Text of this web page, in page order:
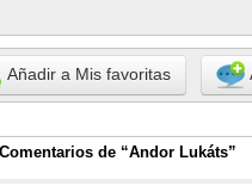
Añadir a Mis favoritas
Comentarios de “Andor Lukáts”